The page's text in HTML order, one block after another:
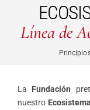
Línea de
La Fundación
nuestro